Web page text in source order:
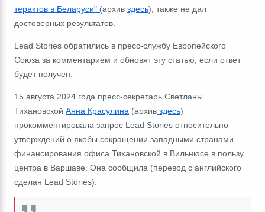
терактов в Беларуси" (архив здесь), также не дал
достоверных результатов.
Lead Stories обратились в пресс-службу Европейского
Союза за комментарием и обновят эту статью, если ответ
будет получен.
15 августа 2024 года пресс-секретарь Светланы
Тихановской Анна Красулина (архив здесь)
прокомментировала запрос Lead Stories относительно
утверждений о якобы сокращении западными странами
финансирования офиса Тихановской в Вильнюсе в пользу
центра в Варшаве. Она сообщила (перевод с английского
сделан Lead Stories):